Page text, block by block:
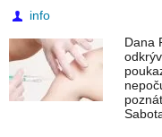
info
⁣Dana